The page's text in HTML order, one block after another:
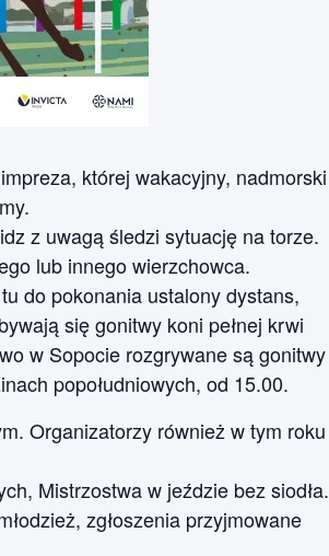
której wakacyjny, nadmorski
z uwagą śledzi sytuację na torze.
lub innego wierzchowca.
do pokonania ustalony dystans,
się gonitwy koni pełnej krwi
w Sopocie rozgrywane są gonitwy
popołudniowych, od 15.00.
Organizatorzy również w tym roku
Mistrzostwa w jeździe bez siodła.
zgłoszenia przyjmowane